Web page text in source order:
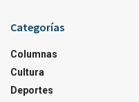
Categorías
Columnas
Cultura
Deportes